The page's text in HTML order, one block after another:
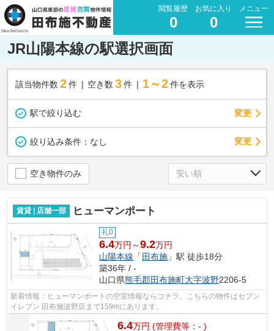
閲覧履歴
0
お気に入り
0
メニュー
JR山陽本線の駅選択画面
該当物件数 2件 空き数 3 件 1～2 件を表示
駅で絞り込む 変更
絞り込み条件： なし 変更
空き物件のみ
賃貸 | 店舗一部 ヒューマンポート
礼0
6.4万円～9.2万円
山陽本線 「 田布施 」駅 徒歩18分
築36年 / -
山口県熊毛郡田布施町大字波野2206-5
新着情報：ヒューマンポートの空室情報ならコチラ。こちらの物件はセブン
イレブン 田布施波野店まで159mにあります。
6.4万円 (管理費等：- )